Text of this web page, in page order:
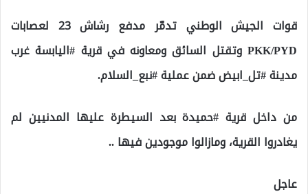
قوات الجيش الوطني تدمّر مدفع رشاش 23 لعصابات
PKK/PYD وتقتل السائق ومعاونه في قرية #اليابسة غرب
مدينة #تل_ابيض ضمن عملية #نبع_السلام.
من داخل قرية #حميدة بعد السيطرة عليها المدنيين لم
يغادروا القرية، ومازالوا موجودين فيها ..
عاجل